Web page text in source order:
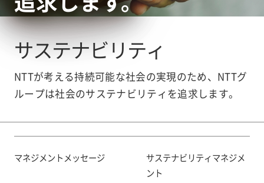
サステナビリティ
NTTが考える持続可能な社会の実現のため、NTTグ
ループは社会のサステナビリティを追求します。
マネジメントメッセージ
サステナビリティマネジメ
ント